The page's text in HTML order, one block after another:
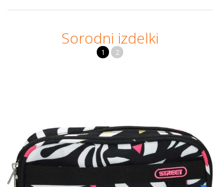
Sorodni izdelki
1 2